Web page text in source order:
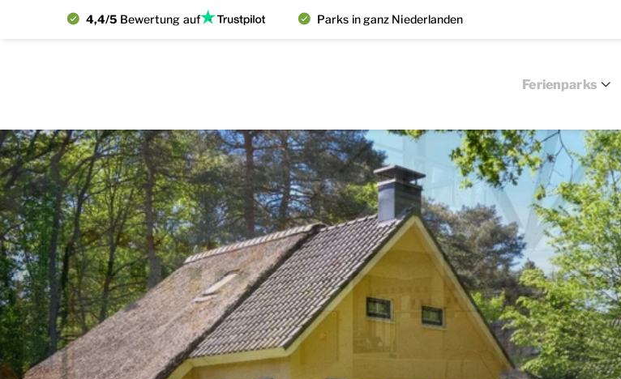
4,4/5 Bewertung auf Parks in ganz Niederlanden
Ferienparks